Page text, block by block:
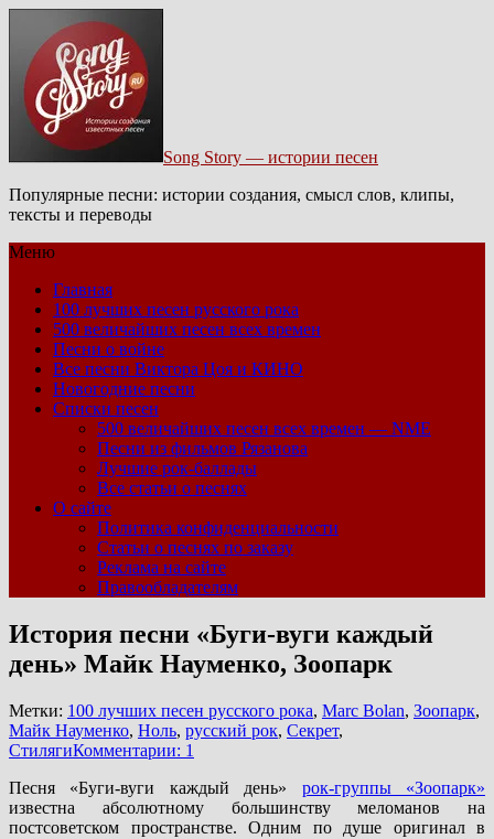
Song Story — истории песен
Популярные песни: истории создания, смысл слов, клипы,
тексты и переводы
Меню
Главная
100 лучших песен русского рока
500 величайших песен всех времен
Песни о войне
Все песни Виктора Цоя и КИНО
Новогодние песни
Списки песен
500 величайших песен всех времен — NME
Песни из фильмов Рязанова
Лучшие рок-баллады
Все статьи о песнях
О сайте
Политика конфиденциальности
Статьи о песнях по заказу
Реклама на сайте
Правообладателям
История песни «Буги-вуги каждый
день» Майк Науменко, Зоопарк
Метки: 100 лучших песен русского рока, Marc Bolan, Зоопарк,
Майк Науменко, Ноль, русский рок, Секрет,
СтилягиКомментарии: 1
Песня «Буги-вуги каждый день» рок-группы «Зоопарк»
известна абсолютному большинству меломанов на
постсоветском пространстве. Одним по душе оригинал в